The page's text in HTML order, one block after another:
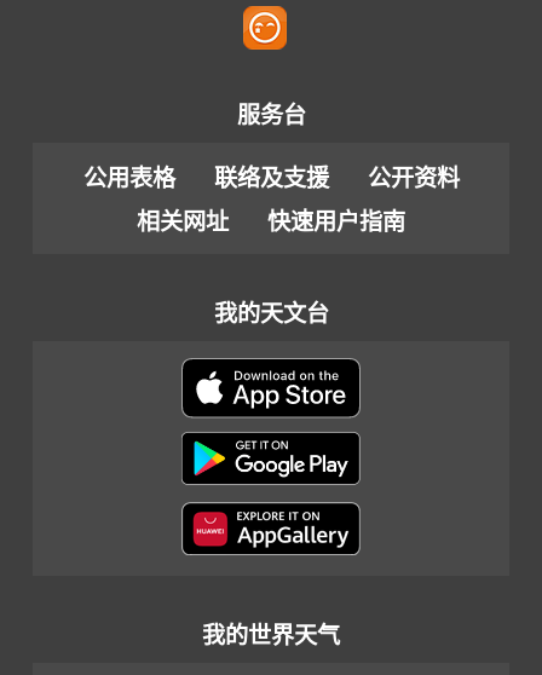
服务台
公用表格 联络及支援
公开资料
相关网址
快速用户指南
我的天文台
我的世界天气